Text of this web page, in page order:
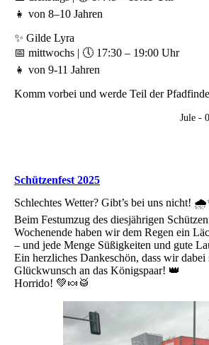
👧 von 8–10 Jahren
✨ Gilde Lyra
📅 mittwochs | 🕔 17:30 – 19:00 Uhr
👧 von 9-11 Jahren
Komm vorbei und werde Teil der
Jule -
Schützenfest 2025
Schlechtes Wetter? Gibt’s bei uns nicht!
Beim Festumzug des diesjährigen
Wochenende haben wir dem Regen ein
– und jede Menge Süßigkeiten und gute
Ein herzliches Dankeschön, dass wir dabei
Glückwunsch an das Königspaar! 👑
Horrido! 💚🍬🥁